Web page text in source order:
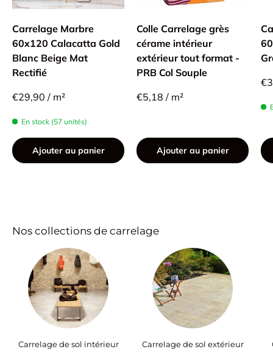
Carrelage Marbre
60x120 Calacatta Gold
Blanc Beige Mat
Rectifié
€29,90 / m²
En stock (57 unités)
Ajouter au panier
Colle Carrelage grès
cérame intérieur
extérieur tout format -
PRB Col Souple
€5,18 / m²
Ajouter au panier
Nos collections de carrelage
Carrelage de sol intérieur Carrelage de sol extérieur